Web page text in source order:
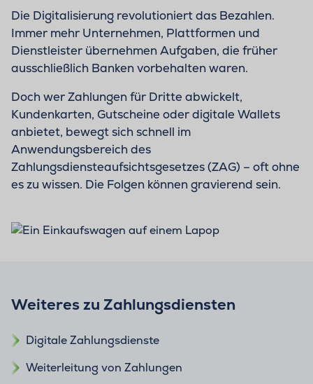
Die Digitalisierung revolutioniert das Bezahlen.
Immer mehr Unternehmen, Plattformen und
Dienstleister übernehmen Aufgaben, die früher
ausschließlich Banken vorbehalten waren.
Doch wer Zahlungen für Dritte abwickelt,
Kundenkarten, Gutscheine oder digitale Wallets
anbietet, bewegt sich schnell im
Anwendungsbereich des
Zahlungsdiensteaufsichtsgesetzes (ZAG) – oft ohne
es zu wissen. Die Folgen können gravierend sein.
Weiteres zu Zahlungsdiensten
Digitale Zahlungsdienste
Weiterleitung von Zahlungen